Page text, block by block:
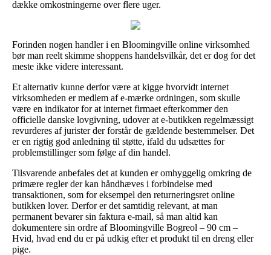
dække omkostningerne over flere uger.
Forinden nogen handler i en Bloomingville online virksomhed
bør man reelt skimme shoppens handelsvilkår, det er dog for det
meste ikke videre interessant.
Et alternativ kunne derfor være at kigge hvorvidt internet
virksomheden er medlem af e-mærke ordningen, som skulle
være en indikator for at internet firmaet efterkommer den
officielle danske lovgivning, udover at e-butikken regelmæssigt
revurderes af jurister der forstår de gældende bestemmelser. Det
er en rigtig god anledning til støtte, ifald du udsættes for
problemstillinger som følge af din handel.
Tilsvarende anbefales det at kunden er omhyggelig omkring de
primære regler der kan håndhæves i forbindelse med
transaktionen, som for eksempel den returneringsret online
butikken lover. Derfor er det samtidig relevant, at man
permanent bevarer sin faktura e-mail, så man altid kan
dokumentere sin ordre af Bloomingville Bogreol – 90 cm –
Hvid, hvad end du er på udkig efter et produkt til en dreng eller
pige.